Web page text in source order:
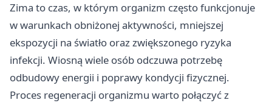
Zima to czas, w którym organizm często funkcjonuje
w warunkach obniżonej aktywności, mniejszej
ekspozycji na światło oraz zwiększonego ryzyka
infekcji. Wiosną wiele osób odczuwa potrzebę
odbudowy energii i poprawy kondycji fizycznej.
Proces regeneracji organizmu warto połączyć z